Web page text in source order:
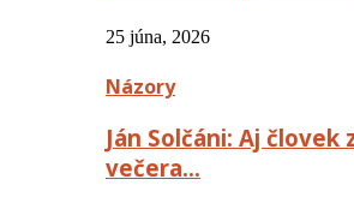
25 júna, 2026
Názory
Ján Solčáni: Aj človek
večera…